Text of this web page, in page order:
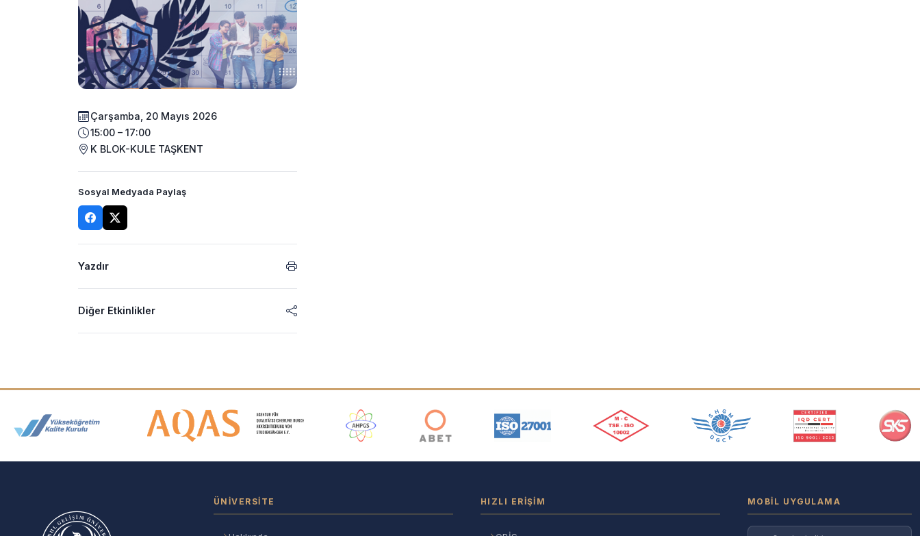
Çarşamba, 20 Mayıs 2026
15:00 – 17:00
K BLOK-KULE TAŞKENT
Sosyal Medyada Paylaş
Yazdır
Diğer Etkinlikler
Akreditasyon ve Üyelik Logoları
ÜNIVERSITE HIZLI ERIŞIM MOBIL UYGULAMA